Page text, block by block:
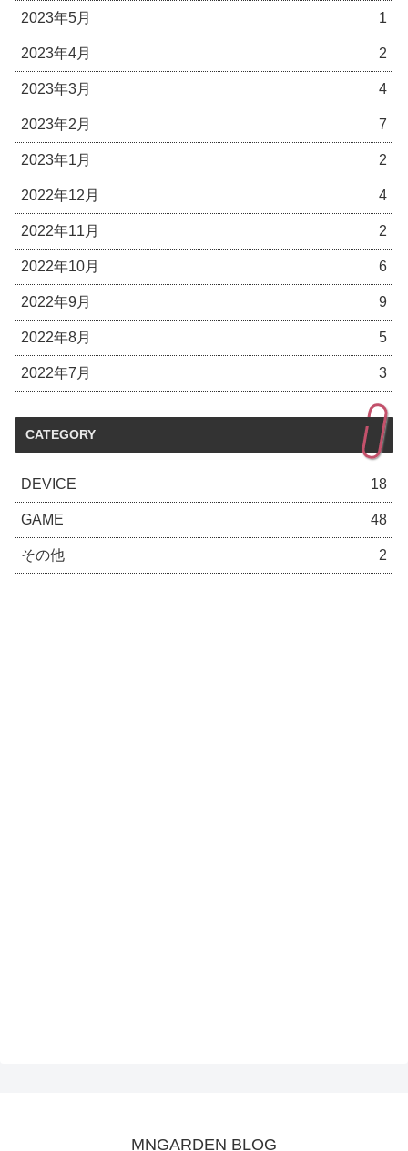
2023年5月 1
2023年4月 2
2023年3月 4
2023年2月 7
2023年1月 2
2022年12月 4
2022年11月 2
2022年10月 6
2022年9月 9
2022年8月 5
2022年7月 3
CATEGORY
DEVICE 18
GAME 48
その他 2
MNGARDEN BLOG